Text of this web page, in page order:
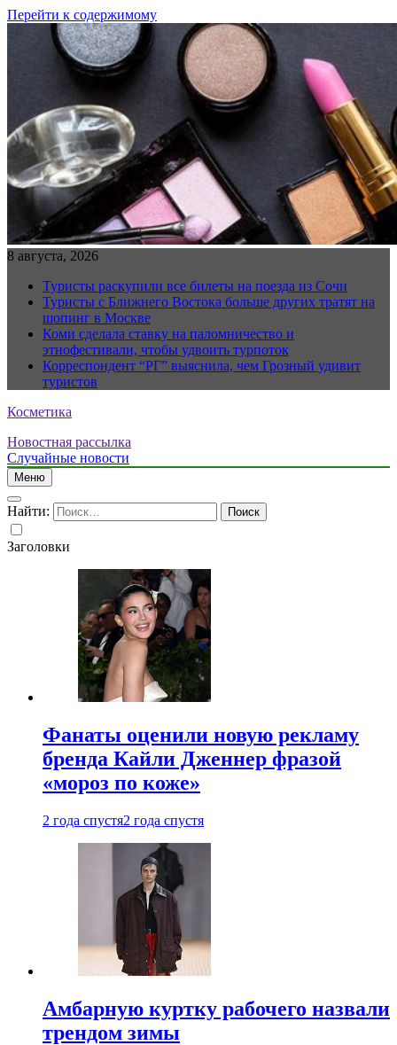
Перейти к содержимому
8 августа, 2026
Туристы раскупили все билеты на поезда из Сочи
Туристы с Ближнего Востока больше других тратят на
шопинг в Москве
Коми сделала ставку на паломничество и
этнофестивали, чтобы удвоить турпоток
Корреспондент “РГ” выяснила, чем Грозный удивит
туристов
Косметика
Новостная рассылка
Случайные новости
Меню
Найти:
Заголовки
Фанаты оценили новую рекламу
бренда Кайли Дженнер фразой
«мороз по коже»
2 года спустя2 года спустя
Амбарную куртку рабочего назвали
трендом зимы